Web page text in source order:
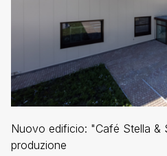
Nuovo edificio: "Café Stella &
produzione